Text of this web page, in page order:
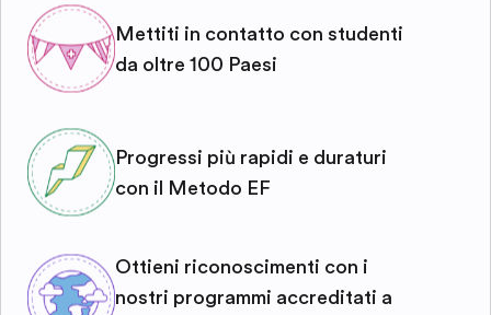
Mettiti in contatto con studenti
da oltre 100 Paesi
Progressi più rapidi e duraturi
con il Metodo EF
Ottieni riconoscimenti con i
nostri programmi accreditati a